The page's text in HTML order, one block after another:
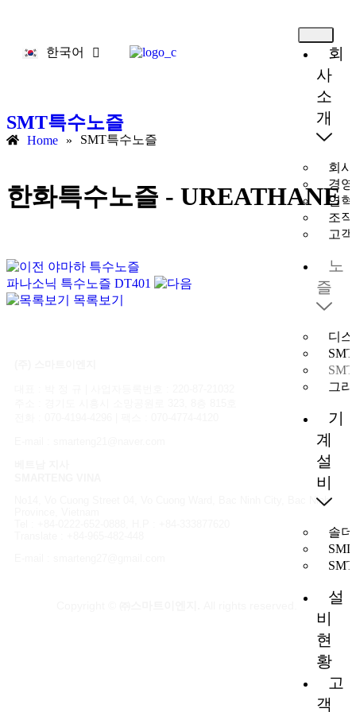
회
사
소
개
회
경
연혁
조직
고
노
즐
디
그
기
계
설
비
솔
설
비
현
황
고
객
한국어
English
SMT특수노즐
Home » SMT특수노즐
한화특수노즐 - UREATHANE
야마하 특수노즐
파나소닉 특수노즐 DT401
목록보기
No14, Vo Cuong Street 04, Vo Cuong Ward, Bac Ninh City, Bac Ninh